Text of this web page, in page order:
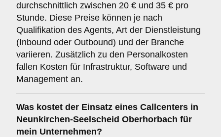
durchschnittlich zwischen 20 € und 35 € pro
Stunde. Diese Preise können je nach
Qualifikation des Agents, Art der Dienstleistung
(Inbound oder Outbound) und der Branche
variieren. Zusätzlich zu den Personalkosten
fallen Kosten für Infrastruktur, Software und
Management an.
Was kostet der Einsatz eines Callcenters in
Neunkirchen-Seelscheid Oberhorbach für
mein Unternehmen?